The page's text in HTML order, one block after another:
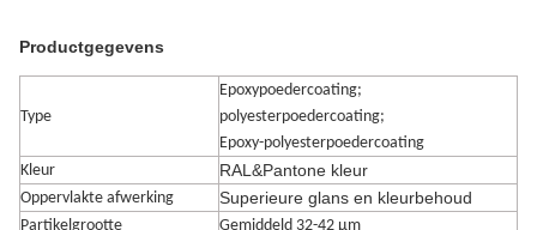
Productgegevens
Type
Epoxypoedercoating;
polyesterpoedercoating;
Epoxy-polyesterpoedercoating
Kleur
RAL&Pantone kleur
Oppervlakte afwerking Superieure glans en kleurbehoud
Partikelgrootte Gemiddeld 32-42 μm